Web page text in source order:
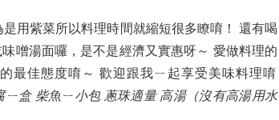
用紫菜所以料理時間就縮短很多瞭唷！ 還有喝
噌湯面囉，是不是經濟又實惠呀～ 愛做料理的
佳態度唷～ 歡迎跟我ㄧ起享受美味料理唷
ㄧ盒 柴魚ㄧ小包蔥珠適量 高湯（沒有高湯用水